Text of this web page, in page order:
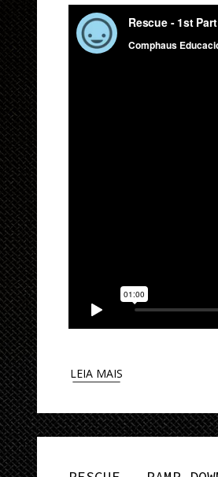
LEIA MAIS